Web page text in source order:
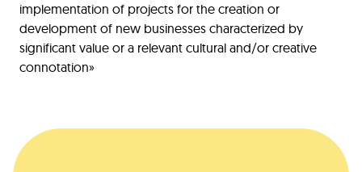
implementation of projects for the creation or
development of new businesses characterized by
significant value or a relevant cultural and/or creative
connotation»